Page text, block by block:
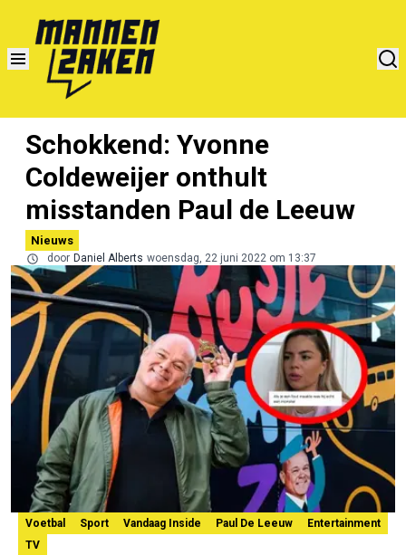
Schokkend: Yvonne
Coldeweijer onthult
misstanden Paul de Leeuw
Nieuws
door Daniel Alberts woensdag, 22 juni 2022 om 13:37
Voetbal Sport Vandaag Inside Paul De Leeuw
Entertainment
TV